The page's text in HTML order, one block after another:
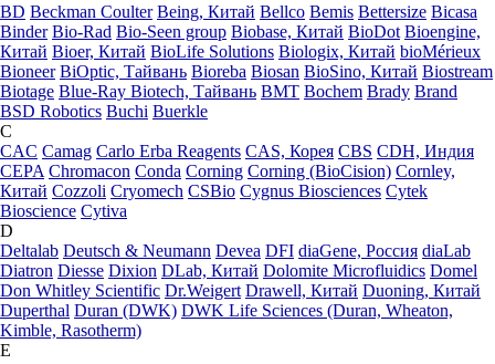
BD Beckman Coulter Being, Китай Bellco Bemis Bettersize Bicasa
Binder Bio-Rad Bio-Seen group Biobase, Китай BioDot Bioengine,
Китай Bioer, Китай BioLife Solutions Biologix, Китай bioMérieux
Bioneer BiOptic, Тайвань Bioreba Biosan BioSino, Китай Biostream
Biotage Blue-Ray Biotech, Тайвань BMT Bochem Brady Brand
BSD Robotics Buchi Buerkle
C
CAC Camag Carlo Erba Reagents CAS, Корея CBS CDH, Индия
CEPA Chromacon Conda Corning Corning (BioCision) Cornley,
Китай Cozzoli Cryomech CSBio Cygnus Biosciences Cytek
Bioscience Cytiva
D
Deltalab Deutsch & Neumann Devea DFI diaGene, Россия diaLab
Diatron Diesse Dixion DLab, Китай Dolomite Microfluidics Domel
Don Whitley Scientific Dr.Weigert Drawell, Китай Duoning, Китай
Duperthal Duran (DWK) DWK Life Sciences (Duran, Wheaton,
Kimble, Rasotherm)
E